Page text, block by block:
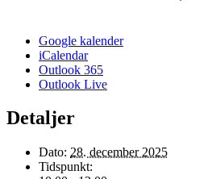
Google kalender
iCalendar
Outlook 365
Outlook Live
Detaljer
Dato: 28. december 2025
Tidspunkt: